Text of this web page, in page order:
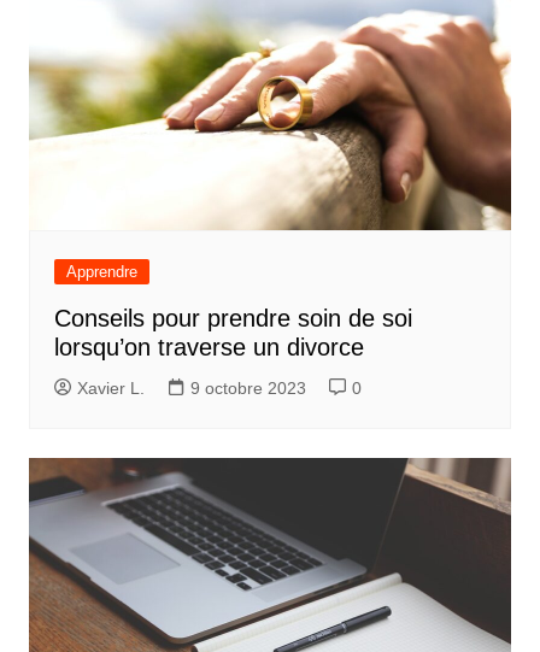
Apprendre
Conseils pour prendre soin de soi
lorsqu’on traverse un divorce
Xavier L. 9 octobre 2023 0